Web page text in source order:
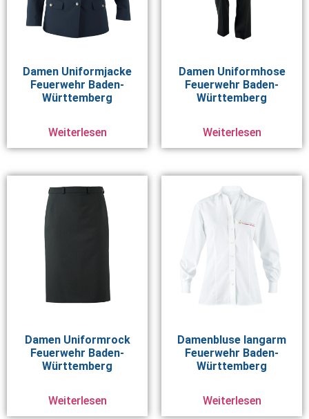
Damen Uniformjacke
Feuerwehr Baden-
Württemberg
Weiterlesen
Damen Uniformhose
Feuerwehr Baden-
Württemberg
Weiterlesen
Damen Uniformrock
Feuerwehr Baden-
Württemberg
Weiterlesen
Damenbluse langarm
Feuerwehr Baden-
Württemberg
Weiterlesen